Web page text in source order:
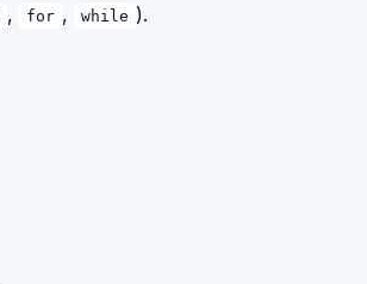
, for , while ).